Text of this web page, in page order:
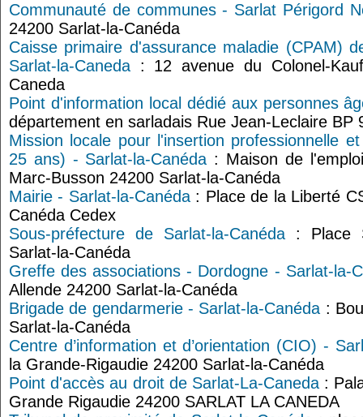
Communauté de communes - Sarlat Périgord
24200 Sarlat-la-Canéda
Caisse primaire d'assurance maladie (CPAM)
Sarlat-la-Caneda : 12 avenue du Colonel-
Caneda
Point d'information local dédié aux personnes
département en sarladais Rue Jean-Leclaire BP
Mission locale pour l'insertion professionnelle
25 ans) - Sarlat-la-Canéda : Maison de
Marc-Busson 24200 Sarlat-la-Canéda
Mairie - Sarlat-la-Canéda: Place de la Liberté
Canéda Cedex
Sous-préfecture de Sarlat-la-Canéda : Place
Sarlat-la-Canéda
Greffe des associations - Dordogne - Sarlat-la-
Allende 24200 Sarlat-la-Canéda
Brigade de gendarmerie - Sarlat-la-Canéda :
Sarlat-la-Canéda
Centre d’information et d’orientation (CIO) -
la Grande-Rigaudie 24200 Sarlat-la-Canéda
Point d'accès au droit de Sarlat-La-Caneda:
Grande Rigaudie 24200 SARLAT LA CANEDA